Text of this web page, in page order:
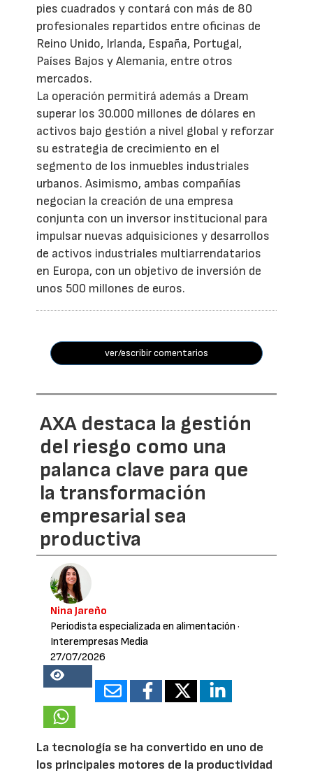
pies cuadrados y contará con más de 80
profesionales repartidos entre oficinas de
Reino Unido, Irlanda, España, Portugal,
Países Bajos y Alemania, entre otros
mercados.
La operación permitirá además a Dream
superar los 30.000 millones de dólares en
activos bajo gestión a nivel global y reforzar
su estrategia de crecimiento en el
segmento de los inmuebles industriales
urbanos. Asimismo, ambas compañías
negocian la creación de una empresa
conjunta con un inversor institucional para
impulsar nuevas adquisiciones y desarrollos
de activos industriales multiarrendatarios
en Europa, con un objetivo de inversión de
unos 500 millones de euros.
ver/escribir comentarios
AXA destaca la gestión
del riesgo como una
palanca clave para que
la transformación
empresarial sea
productiva
Nina Jareño
Periodista especializada en alimentación ·
Interempresas Media
27/07/2026
16985
La tecnología se ha convertido en uno de
los principales motores de la productividad